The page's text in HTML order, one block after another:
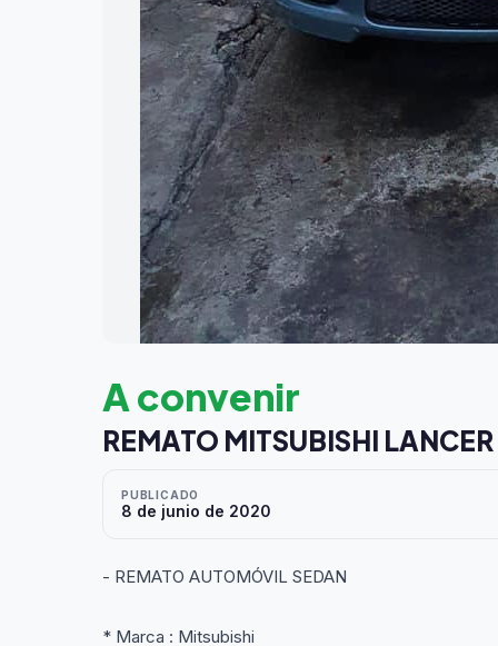
A convenir
REMATO MITSUBISHI
PUBLICADO
8 de junio de 2020
- REMATO AUTOMÓVIL SEDAN
* Marca : Mitsubishi